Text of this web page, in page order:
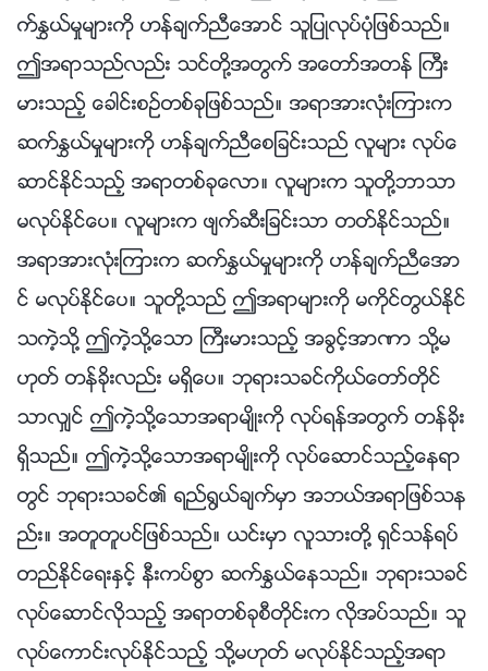
က္ႏႊယ္မႈမ်ားကို ဟန္ခ်က္ညီေအာင္ သူျပဳလုပ္ပုံျဖစ္သည္။
ဤအရာသည္လည္း သင္တို႔အတြက္ အေတာ္အတန္ ႀကီး
မားသည့္ ေခါင္းစဥ္တစ္ခုျဖစ္သည္။ အရာအားလုံးၾကားက
ဆက္ႏႊယ္မႈမ်ားကို ဟန္ခ်က္ညီေစျခင္းသည္ လူမ်ား လုပ္ေ
ဆာင္ႏိုင္သည့္ အရာတစ္ခုေလာ။ လူမ်ားက သူတို႔ဘာသာ
မလုပ္ႏိုင္ေပ။ လူမ်ားက ဖ်က္ဆီးျခင္းသာ တတ္ႏိုင္သည္။
အရာအားလုံးၾကားက ဆက္ႏႊယ္မႈမ်ားကို ဟန္ခ်က္ညီေအာ
င္ မလုပ္ႏိုင္ေပ။ သူတို႔သည္ ဤအရာမ်ားကို မကိုင္တြယ္ႏိုင္
သကဲ့သို႔ ဤကဲ့သို႔ေသာ ႀကီးမားသည့္ အခြင့္အာဏာ သို႔မ
ဟုတ္ တန္ခိုးလည္း မရွိေပ။ ဘုရားသခင္ကိုယ္ေတာ္တိုင္
သာလွ်င္ ဤကဲ့သို႔ေသာအရာမ်ိဳးကို လုပ္ရန္အတြက္ တန္ခိုး
ရွိသည္။ ဤကဲ့သို႔ေသာအရာမ်ိဳးကို လုပ္ေဆာင္သည့္ေနရာ
တြင္ ဘုရားသခင္၏ ရည္႐ြယ္ခ်က္မွာ အဘယ္အရာျဖစ္သန
ည္း။ အတူတူပင္ျဖစ္သည္။ ယင္းမွာ လူသားတို႔ ရွင္သန္ရပ္
တည္ႏိုင္ေရးႏွင့္ နီးကပ္စြာ ဆက္ႏႊယ္ေနသည္။ ဘုရားသခင္
လုပ္ေဆာင္လိုသည့္ အရာတစ္ခုစီတိုင္းက လိုအပ္သည္။ သူ
လုပ္ေကာင္းလုပ္ႏိုင္သည့္ သို႔မဟုတ္ မလုပ္ႏိုင္သည့္အရာ